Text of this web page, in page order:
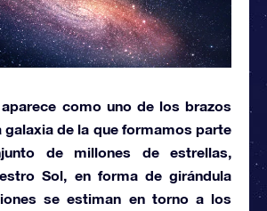
aparece como uno de los brazos
galaxia de la que formamos parte
de millones de estrellas,
Sol, en forma de girándula
se estiman en torno a los